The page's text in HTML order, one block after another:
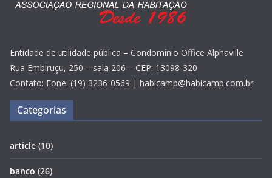
Entidade de utilidade pública – Condomínio Office Alphaville
Rua Embiruçu, 250 – sala 206 – CEP: 13098-320
Contato: Fone: (19) 3236-0569 | habicamp@habicamp.com.br
Categorias
article (10)
banco (26)